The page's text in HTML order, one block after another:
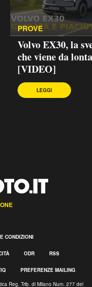
PROVE
Volvo EX30, la
che viene da
[VIDEO]
LEGGI
CONDIZIONI
ODR RSS
PREFERENZE MAILING
Reg. Trib. di Milano Num. 277 del